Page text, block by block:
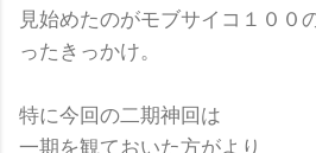
見始めたのがモブサイコ１００
ったきっかけ。
特に今回の二期神回は
一期を観ておいた方がより